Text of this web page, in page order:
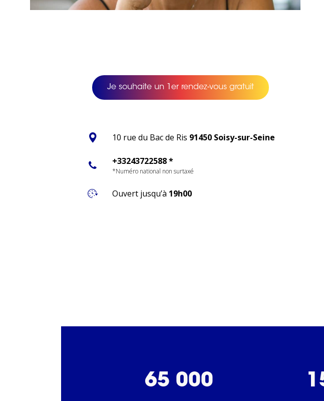
Je souhaite un 1er rendez-vous gratuit
10 rue du Bac de Ris 91450 Soisy-sur-Seine
+33243722588 *
*Numéro national non surtaxé
Ouvert jusqu’à 19h00
65 000